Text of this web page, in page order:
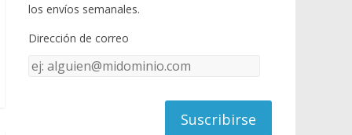
o
k e
C
los envíos semanales.
Dirección de correo
Dirección